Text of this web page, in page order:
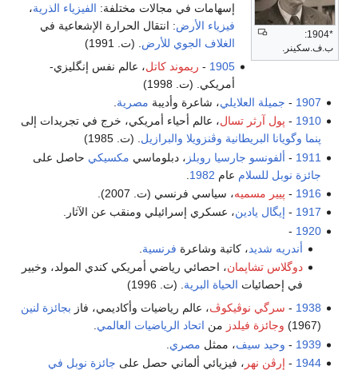
*1904:
ب.ف.سكينر.
إسهامات في مجالات مختلفة: الفيزياء الذرية،
فيزياء الأرض: انتقال الحرارة الإشعاعية في
الغلاف الجوي للأرض . (ت. 1991)
1905
- ريموند كاتل، عالم نفس إنگليزي-
أمريكي. (ت. 1998)
1907
- جميلة العلايلي، شاعرة وأديبة مصرية
1910
- پول آرثر تسال، عالم أحياء أمريكي، خرج في تجريدات إلى
پنما وگويانا البريطانية وڤنزويلا والبرازيل. (ت. 1985)
1911
- ألفونسو جارسيا روبلز ، دبلوماسي مكسيكي حاصل على
جائزة نوبل للسلام عام 1982
1916
- پيير مسميه، سياسي فرنسي (ت. 2007).
1917
- إيگال يادين، عسكري إسرائيلي ومنقب عن الآثار.
1920
-
أندريه شديد، كاتبة وشاعرة فرنسية
دوگلاس تشاپمان، احصائي رياضي أمريكي كندي المولد، وخبير
في إحصائيات الحياة البرية. (ت. 1996)
1938
- سرگي نوڤيكوڤ، عالم رياضيات وأكاديمي، فاز بجائزة لنين
(1967)
وجائزة فيلدز من اتحاد الرياضيات العالمي.
1939
- وحيد سيف، ممثل مصري
1944
- إرڤن نهر ، فيزيائي ألماني حصل على جائزة نوبل في